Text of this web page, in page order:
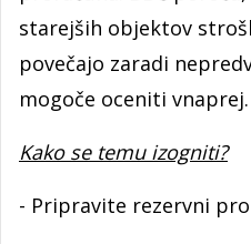
starejših objektov
povečajo zaradi
mogoče oceniti vnaprej.
Kako se temu izogniti?
- Pripravite rezervni